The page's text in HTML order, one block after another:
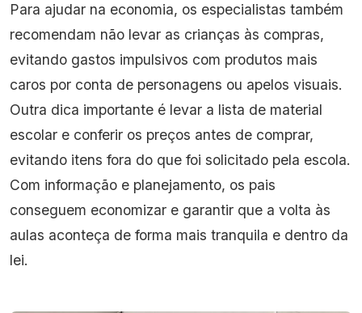
Para ajudar na economia, os especialistas também
recomendam não levar as crianças às compras,
evitando gastos impulsivos com produtos mais
caros por conta de personagens ou apelos visuais.
Outra dica importante é levar a lista de material
escolar e conferir os preços antes de comprar,
evitando itens fora do que foi solicitado pela escola.
Com informação e planejamento, os pais
conseguem economizar e garantir que a volta às
aulas aconteça de forma mais tranquila e dentro da
lei.